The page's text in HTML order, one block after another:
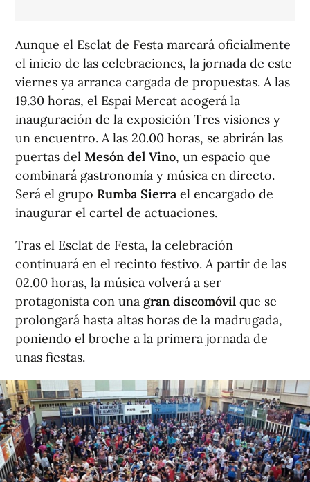
Aunque el Esclat de Festa marcará oficialmente
el inicio de las celebraciones, la jornada de este
viernes ya arranca cargada de propuestas. A las
19.30 horas, el Espai Mercat acogerá la
inauguración de la exposición Tres visiones y
un encuentro. Alas 20.00 horas, se abrirán las
puertas del Mesón del Vino, un espacio que
combinará gastronomía y música en directo.
Será el grupo Rumba Sierra el encargado de
inaugurar el cartel de actuaciones.
Tras el Esclat de Festa, la celebración
continuará en el recinto festivo. A partir de las
02.00 horas, la música volverá a ser
protagonista con una gran discomóvil que se
prolongará hasta altas horas de la madrugada,
poniendo el broche a la primera jornada de
unas fiestas.